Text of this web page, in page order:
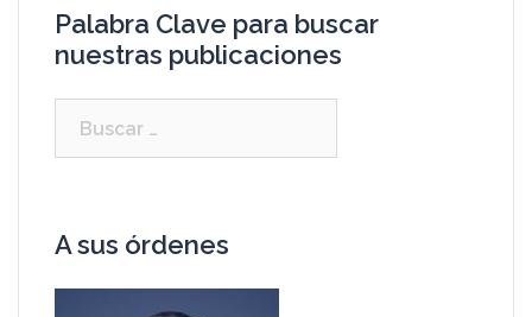
Palabra Clave para buscar
nuestras publicaciones
A sus órdenes